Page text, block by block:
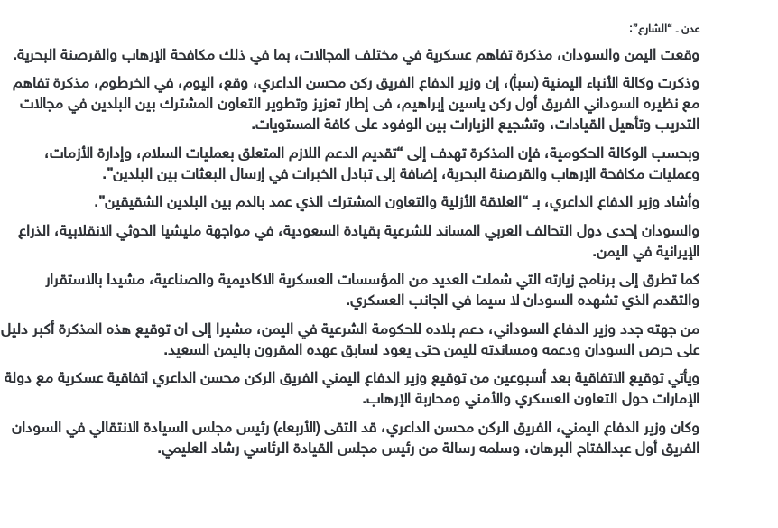
عدن ـ “الشارع”:
وقعت اليمن والسودان، مذكرة تفاهم عسكرية في مختلف المجالات، بما في ذلك مكافحة الإرهاب والقرصنة البحرية.
وذكرت وكالة الأنباء اليمنية (سبأ)، إن وزير الدفاع الفريق ركن محسن الداعري، وقع، اليوم، في الخرطوم، مذكرة تفاهم
مع نظيره السوداني الفريق أول ركن ياسين إبراهيم، فى إطار تعزيز وتطوير التعاون المشترك بين البلدين في مجالات
التدريب وتأهيل القيادات، وتشجيع الزيارات بين الوفود على كافة المستويات.
وبحسب الوكالة الحكومية، فإن المذكرة تهدف إلى “تقديم الدعم اللازم المتعلق بعمليات السلام، وإدارة الأزمات،
وعمليات مكافحة الإرهاب والقرصنة البحرية، إضافة إلى تبادل الخبرات في إرسال البعثات بين البلدين”.
وأشاد وزير الدفاع الداعري، بـ “العلاقة الأزلية والتعاون المشترك الذي عمد بالدم بين البلدين الشقيقين”.
والسودان إحدى دول التحالف العربي المساند للشرعية بقيادة السعودية، في مواجهة مليشيا الحوثي الانقلابية، الذراع
الإيرانية في اليمن.
كما تطرق إلى برنامج زيارته التي شملت العديد من المؤسسات العسكرية الاكاديمية والصناعية، مشيدا بالاستقرار
والتقدم الذي تشهده السودان لا سيما في الجانب العسكري.
من جهته جدد وزير الدفاع السوداني، دعم بلاده للحكومة الشرعية في اليمن، مشيرا إلى ان توقيع هذه المذكرة أكبر دليل
على حرص السودان ودعمه ومساندته لليمن حتى يعود لسابق عهده المقرون باليمن السعيد.
ويأتي توقيع الاتفاقية بعد أسبوعين من توقيع وزير الدفاع اليمني الفريق الركن محسن الداعري اتفاقية عسكرية مع دولة
الإمارات حول التعاون العسكري والأمني ومحاربة الإرهاب.
وكان وزير الدفاع اليمني، الفريق الركن محسن الداعري، قد التقى (الأربعاء) رئيس مجلس السيادة الانتقالي في السودان
الفريق أول عبدالفتاح البرهان، وسلمه رسالة من رئيس مجلس القيادة الرئاسي رشاد العليمي.